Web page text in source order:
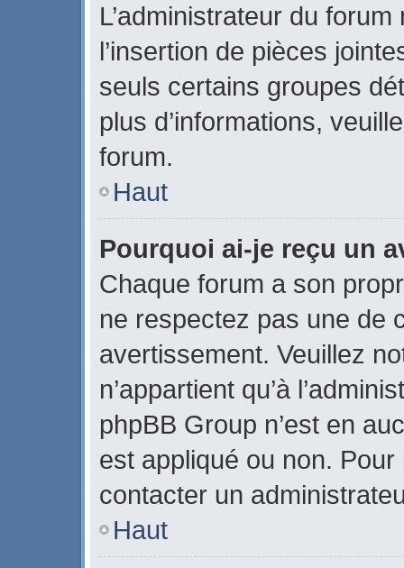
L’administrateur du
l’insertion de pièces
seuls certains groupes
plus d’informations,
forum.
Haut
Pourquoi ai-je reçu un
Chaque forum a son
ne respectez pas une de
avertissement. Veuillez
n’appartient qu’à
phpBB Group n’est en
est appliqué ou non. Pour
contacter un
Haut